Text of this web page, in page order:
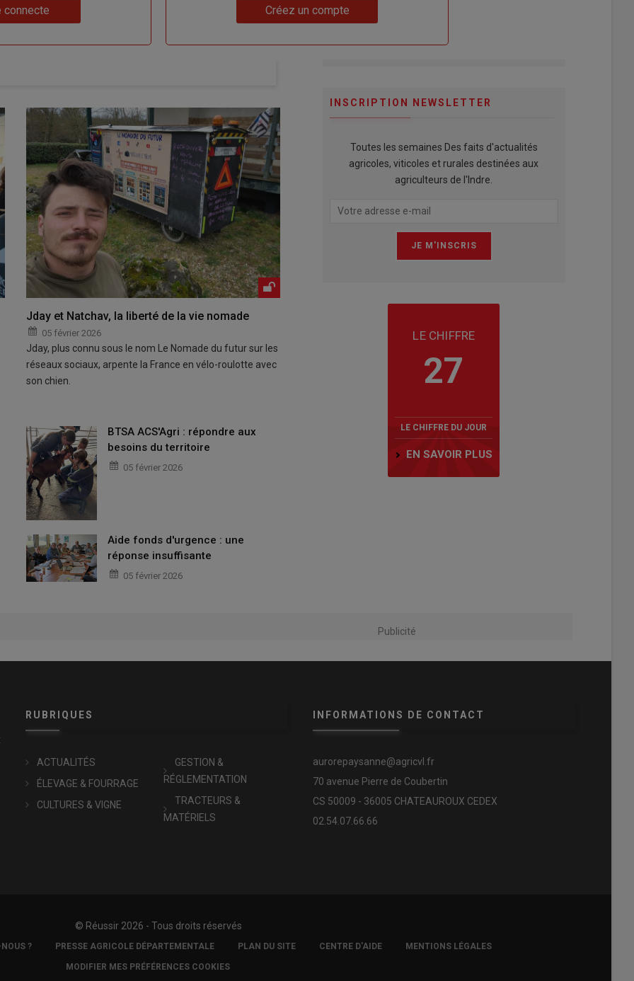
connecte Créez un compte
Jday et Natchav, la liberté de la vie nomade
05 février 2026
Jday, plus connu sous le nom Le Nomade du futur sur les
réseaux sociaux, arpente la France en vélo-roulotte avec
son chien.
BTSA ACS'Agri : répondre aux
besoins du territoire
05 février 2026
Aide fonds d'urgence : une
réponse insuffisante
05 février 2026
INSCRIPTION NEWSLETTER
Toutes les semaines Des faits d'actualités
agricoles, viticoles et rurales destinées aux
agriculteurs de l'Indre.
LE CHIFFRE
27
LE CHIFFRE DU JOUR
EN SAVOIR PLUS
Publicité
RUBRIQUES
ACTUALITÉS
ÉLEVAGE & FOURRAGE
CULTURES & VIGNE
GESTION &
RÉGLEMENTATION
TRACTEURS &
MATÉRIELS
INFORMATIONS DE CONTACT
aurorepaysanne@agricvl.fr
70 avenue Pierre de Coubertin
CS 50009 - 36005 CHATEAUROUX CEDEX
02.54.07.66.66
© Réussir 2026 - Tous droits réservés
? PRESSE AGRICOLE DÉPARTEMENTALE PLAN DU SITE CENTRE D'AIDE MENTIONS LÉGALES
MODIFIER MES PRÉFÉRENCES COOKIES